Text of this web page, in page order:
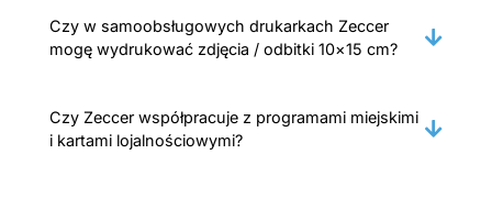
Czy w samoobsługowych drukarkach Zeccer
mogę wydrukować zdjęcia / odbitki 10×15 cm?
Czy Zeccer współpracuje z programami miejskimi
i kartami lojalnościowymi?